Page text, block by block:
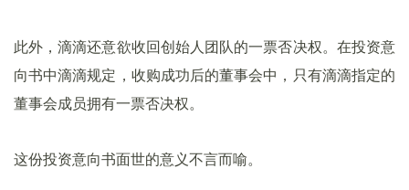
此外，滴滴还意欲收回创始人团队的一票否决权。在投资意
向书中滴滴规定，收购成功后的董事会中，只有滴滴指定的
董事会成员拥有一票否决权。
这份投资意向书面世的意义不言而喻。